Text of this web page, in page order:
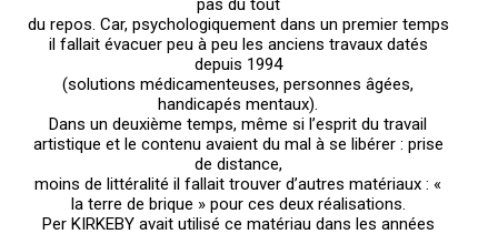
pas du tout
du repos. Car, psychologiquement dans un premier temps
il fallait évacuer peu à peu les anciens travaux datés
depuis 1994
(solutions médicamenteuses, personnes âgées,
handicapés mentaux).
Dans un deuxième temps, même si l’esprit du travail
artistique et le contenu avaient du mal à se libérer : prise
de distance,
moins de littéralité il fallait trouver d’autres matériaux : «
la terre de brique » pour ces deux réalisations.
Per KIRKEBY avait utilisé ce matériau dans les années